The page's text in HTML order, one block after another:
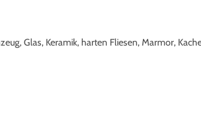
Glas, Keramik, harten Fliesen, Marmor,